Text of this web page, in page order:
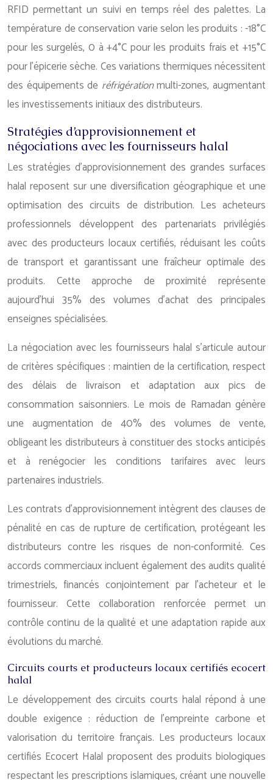
RFID permettant un suivi en temps réel des palettes. La
température de conservation varie selon les produits : -18°C
pour les surgelés, 0 à +4°C pour les produits frais et +15°C
pour l’épicerie sèche. Ces variations thermiques nécessitent
des équipements de réfrigérationmulti-zones, augmentant
les investissements initiaux des distributeurs.
Stratégies d’approvisionnement et
négociations avec les fournisseurs halal
Les stratégies d’approvisionnement des grandes surfaces
halal reposent sur une diversification géographique et une
optimisation des circuits de distribution. Les acheteurs
professionnels développent des partenariats privilégiés
avec des producteurs locaux certifiés, réduisant les coûts
de transport et garantissant une fraîcheur optimale des
produits. Cette approche de proximité représente
aujourd’hui 35% des volumes d’achat des principales
enseignes spécialisées.
La négociation avec les fournisseurs halal s’articule autour
de critères spécifiques : maintien de la certification, respect
des délais de livraison et adaptation aux pics de
consommation saisonniers. Le mois de Ramadan génère
une augmentation de 40% des volumes de vente,
obligeant les distributeurs à constituer des stocks anticipés
et à renégocier les conditions tarifaires avec leurs
partenaires industriels.
Les contrats d’approvisionnement intègrent des clauses de
pénalité en cas de rupture de certification, protégeant les
distributeurs contre les risques de non-conformité. Ces
accords commerciaux incluent également des audits qualité
trimestriels, financés conjointement par l’acheteur et le
fournisseur. Cette collaboration renforcée permet un
contrôle continu de la qualité et une adaptation rapide aux
évolutions du marché.
Circuits courts et producteurs locaux certifiés ecocert
halal
Le développement des circuits courts halal répond à une
double exigence : réduction de l’empreinte carbone et
valorisation du territoire français. Les producteurs locaux
certifiés Ecocert Halal proposent des produits biologiques
respectant les prescriptions islamiques, créant une nouvelle